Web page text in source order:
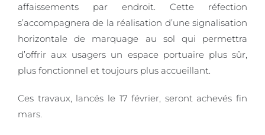
affaissements par endroit. Cette réfection
s’accompagnera de la réalisation d’une signalisation
horizontale de marquage au sol qui permettra
d’offrir aux usagers un espace portuaire plus sûr,
plus fonctionnel et toujours plus accueillant.
Ces travaux, lancés le 17 février, seront achevés fin
mars.